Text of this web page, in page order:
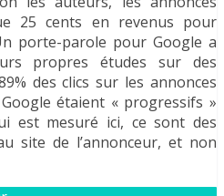
25 cents en revenus pour
porte-parole pour Google a
propres études sur des
des clics sur les annonces
étaient « progressifs »
est mesuré ici, ce sont des
site de l’annonceur, et non